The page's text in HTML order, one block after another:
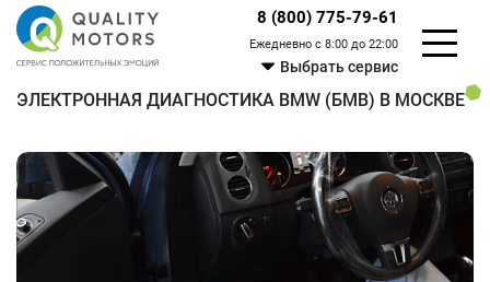
8 (800) 775-79-61
Ежедневно с 8:00 до 22:00
Выбрать сервис
ЭЛЕКТРОННАЯ ДИАГНОСТИКА BMW (БМВ) В МОСКВЕ